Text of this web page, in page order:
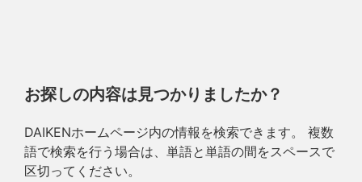
お探しの内容は見つかりましたか？
DAIKENホームページ内の情報を検索できます。 複数
語で検索を行う場合は、単語と単語の間をスペースで
区切ってください。